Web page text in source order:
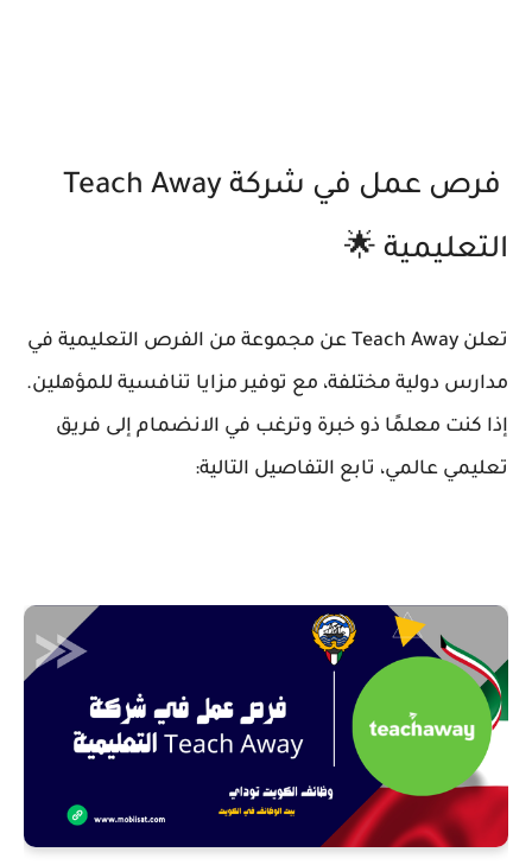
فرص عمل في شركة Teach Away
التعليمية 🌟
تعلن Teach Away عن مجموعة من الفرص التعليمية في
مدارس دولية مختلفة، مع توفير مزايا تنافسية للمؤهلين.
إذا كنت معلمًا ذو خبرة وترغب في الانضمام إلى فريق
تعليمي عالمي، تابع التفاصيل التالية: